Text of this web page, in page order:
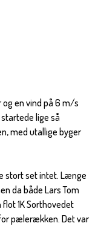
og en vind på 6 m/s
lige så
med utallige byger
stort set intet. Længe
da både Lars Tom
1K Sorthovedet
pælerækken. Det var